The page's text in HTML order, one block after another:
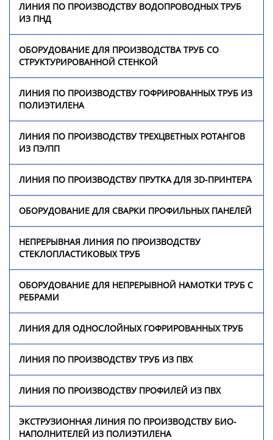
прутка для 3D-принтера
сварки профильных
панелей
Непрерывная линия по
производству
стеклопластиковых труб
Оборудование для
непрерывной намотки
труб с ребрами
Линия для однослойных
гофрированных труб
Линия по производству
Линия по производству
Экструзионная линия по
наполнителей из
полиэтилена
Линия по производству
пластиковых плит
ЛИНИЯ ПО ПРОИЗВОДСТВУ ВОДОПРОВОДНЫХ ТРУБ
ИЗ ПНД
ОБОРУДОВАНИЕ ДЛЯ ПРОИЗВОДСТВА ТРУБ СО
СТРУКТУРИРОВАННОЙ СТЕНКОЙ
ЛИНИЯ ПО ПРОИЗВОДСТВУ ГОФРИРОВАННЫХ ТРУБ ИЗ
ПОЛИЭТИЛЕНА
ЛИНИЯ ПО ПРОИЗВОДСТВУ ТРЕХЦВЕТНЫХ РОТАНГОВ
ИЗ ПЭ/ПП
ЛИНИЯ ПО ПРОИЗВОДСТВУ ПРУТКА ДЛЯ 3D-ПРИНТЕРА
ОБОРУДОВАНИЕ ДЛЯ СВАРКИ ПРОФИЛЬНЫХ ПАНЕЛЕЙ
НЕПРЕРЫВНАЯ ЛИНИЯ ПО ПРОИЗВОДСТВУ
СТЕКЛОПЛАСТИКОВЫХ ТРУБ
ОБОРУДОВАНИЕ ДЛЯ НЕПРЕРЫВНОЙ НАМОТКИ ТРУБ С
РЕБРАМИ
ЛИНИЯ ДЛЯ ОДНОСЛОЙНЫХ ГОФРИРОВАННЫХ ТРУБ
ЛИНИЯ ПО ПРОИЗВОДСТВУ ТРУБ ИЗ ПВХ
ЛИНИЯ ПО ПРОИЗВОДСТВУ ПРОФИЛЕЙ ИЗ ПВХ
ЭКСТРУЗИОННАЯ ЛИНИЯ ПО ПРОИЗВОДСТВУ БИО-
НАПОЛНИТЕЛЕЙ ИЗ ПОЛИЭТИЛЕНА